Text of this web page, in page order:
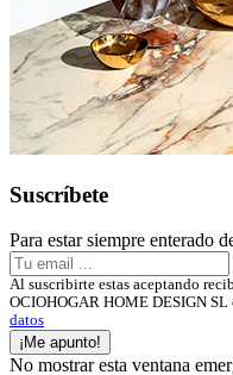
Suscríbete
Para estar siempre enterado
Al suscribirte estas aceptando
OCIOHOGAR HOME DESIGN SL
datos
¡Me apunto!
No mostrar esta ventana